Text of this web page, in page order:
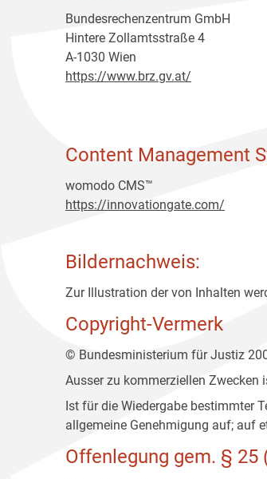
Bundesrechenzentrum GmbH
Hintere Zollamtsstraße 4
A-1030 Wien
https://www.brz.gv.at/
Content Management
womodo CMS™
https://innovationgate.com/
Bildernachweis:
Zur Illustration der von Inhalten
Copyright-Vermerk
© Bundesministerium für Justiz
Ausser zu kommerziellen Zwecken
Ist für die Wiedergabe bestimmter
allgemeine Genehmigung auf; auf
Offenlegung gem. § 25